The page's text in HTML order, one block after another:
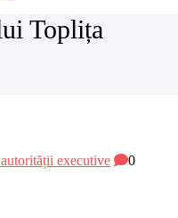
Toplița
executive 0